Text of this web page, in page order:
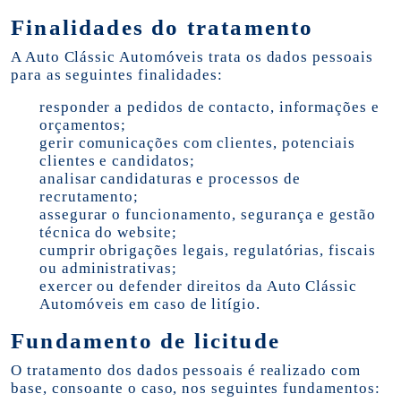
Finalidades do tratamento
A Auto Clássic Automóveis trata os dados pessoais
para as seguintes finalidades:
responder a pedidos de contacto, informações e
orçamentos;
gerir comunicações com clientes, potenciais
clientes e candidatos;
analisar candidaturas e processos de
recrutamento;
assegurar o funcionamento, segurança e gestão
técnica do website;
cumprir obrigações legais, regulatórias, fiscais
ou administrativas;
exercer ou defender direitos da Auto Clássic
Automóveis em caso de litígio.
Fundamento de licitude
O tratamento dos dados pessoais é realizado com
base, consoante o caso, nos seguintes fundamentos: